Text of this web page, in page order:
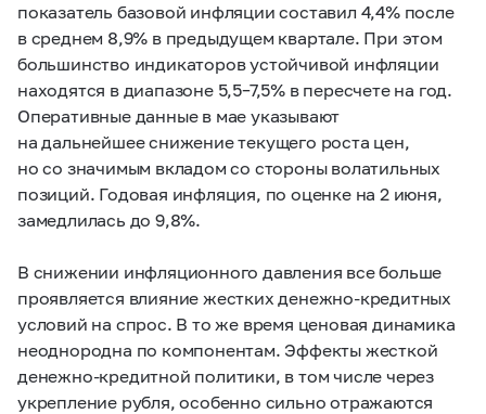
показатель базовой инфляции составил 4,4% после
в среднем 8,9% в предыдущем квартале. При этом
большинство индикаторов устойчивой инфляции
находятся в диапазоне 5,5–7,5% в пересчете на год.
Оперативные данные в мае указывают
на дальнейшее снижение текущего роста цен,
но со значимым вкладом со стороны волатильных
позиций. Годовая инфляция, по оценке на 2 июня,
замедлилась до 9,8%.
В снижении инфляционного давления все больше
проявляется влияние жестких денежно-кредитных
условий на спрос. В то же время ценовая динамика
неоднородна по компонентам. Эффекты жесткой
денежно-кредитной политики, в том числе через
укрепление рубля, особенно сильно отражаются